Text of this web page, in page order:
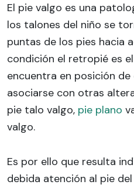
El pie valgo es una
los talones del niño se
puntas de los pies hacia
condición el retropié es
encuentra en posición de
asociarse con otras
pie talo valgo, pie plano
valgo.
Es por ello que resulta
debida atención al pie